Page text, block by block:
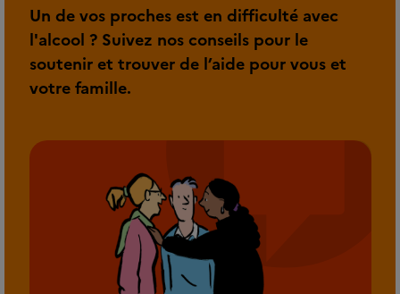
Un de vos proches est en difficulté avec
l'alcool ? Suivez nos conseils pour le
soutenir et trouver de l’aide pour vous et
votre famille.